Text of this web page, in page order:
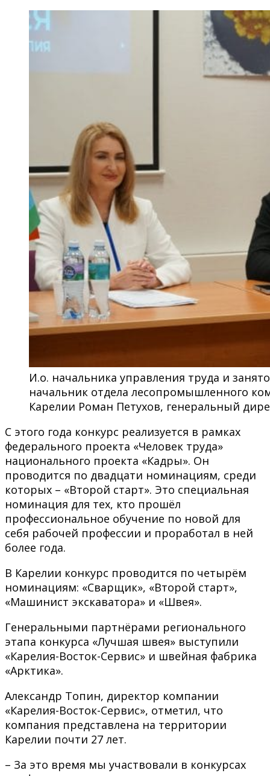
И.о. начальника управления труда и
начальник отдела лесопромышленного
Карелии Роман Петухов, генеральный
С этого года конкурс реализуется в рамках
федерального проекта «Человек труда»
национального проекта «Кадры». Он
проводится по двадцати номинациям, среди
которых – «Второй старт». Это специальная
номинация для тех, кто прошёл
профессиональное обучение по новой для
себя рабочей профессии и проработал в ней
более года.
В Карелии конкурс проводится по четырём
номинациям: «Сварщик», «Второй старт»,
«Машинист экскаватора» и «Швея».
Генеральными партнёрами регионального
этапа конкурса «Лучшая швея» выступили
«Карелия-Восток-Сервис» и швейная фабрика
«Арктика».
Александр Топин, директор компании
«Карелия-Восток-Сервис», отметил, что
компания представлена на территории
Карелии почти 27 лет.
– За это время мы участвовали в конкурсах